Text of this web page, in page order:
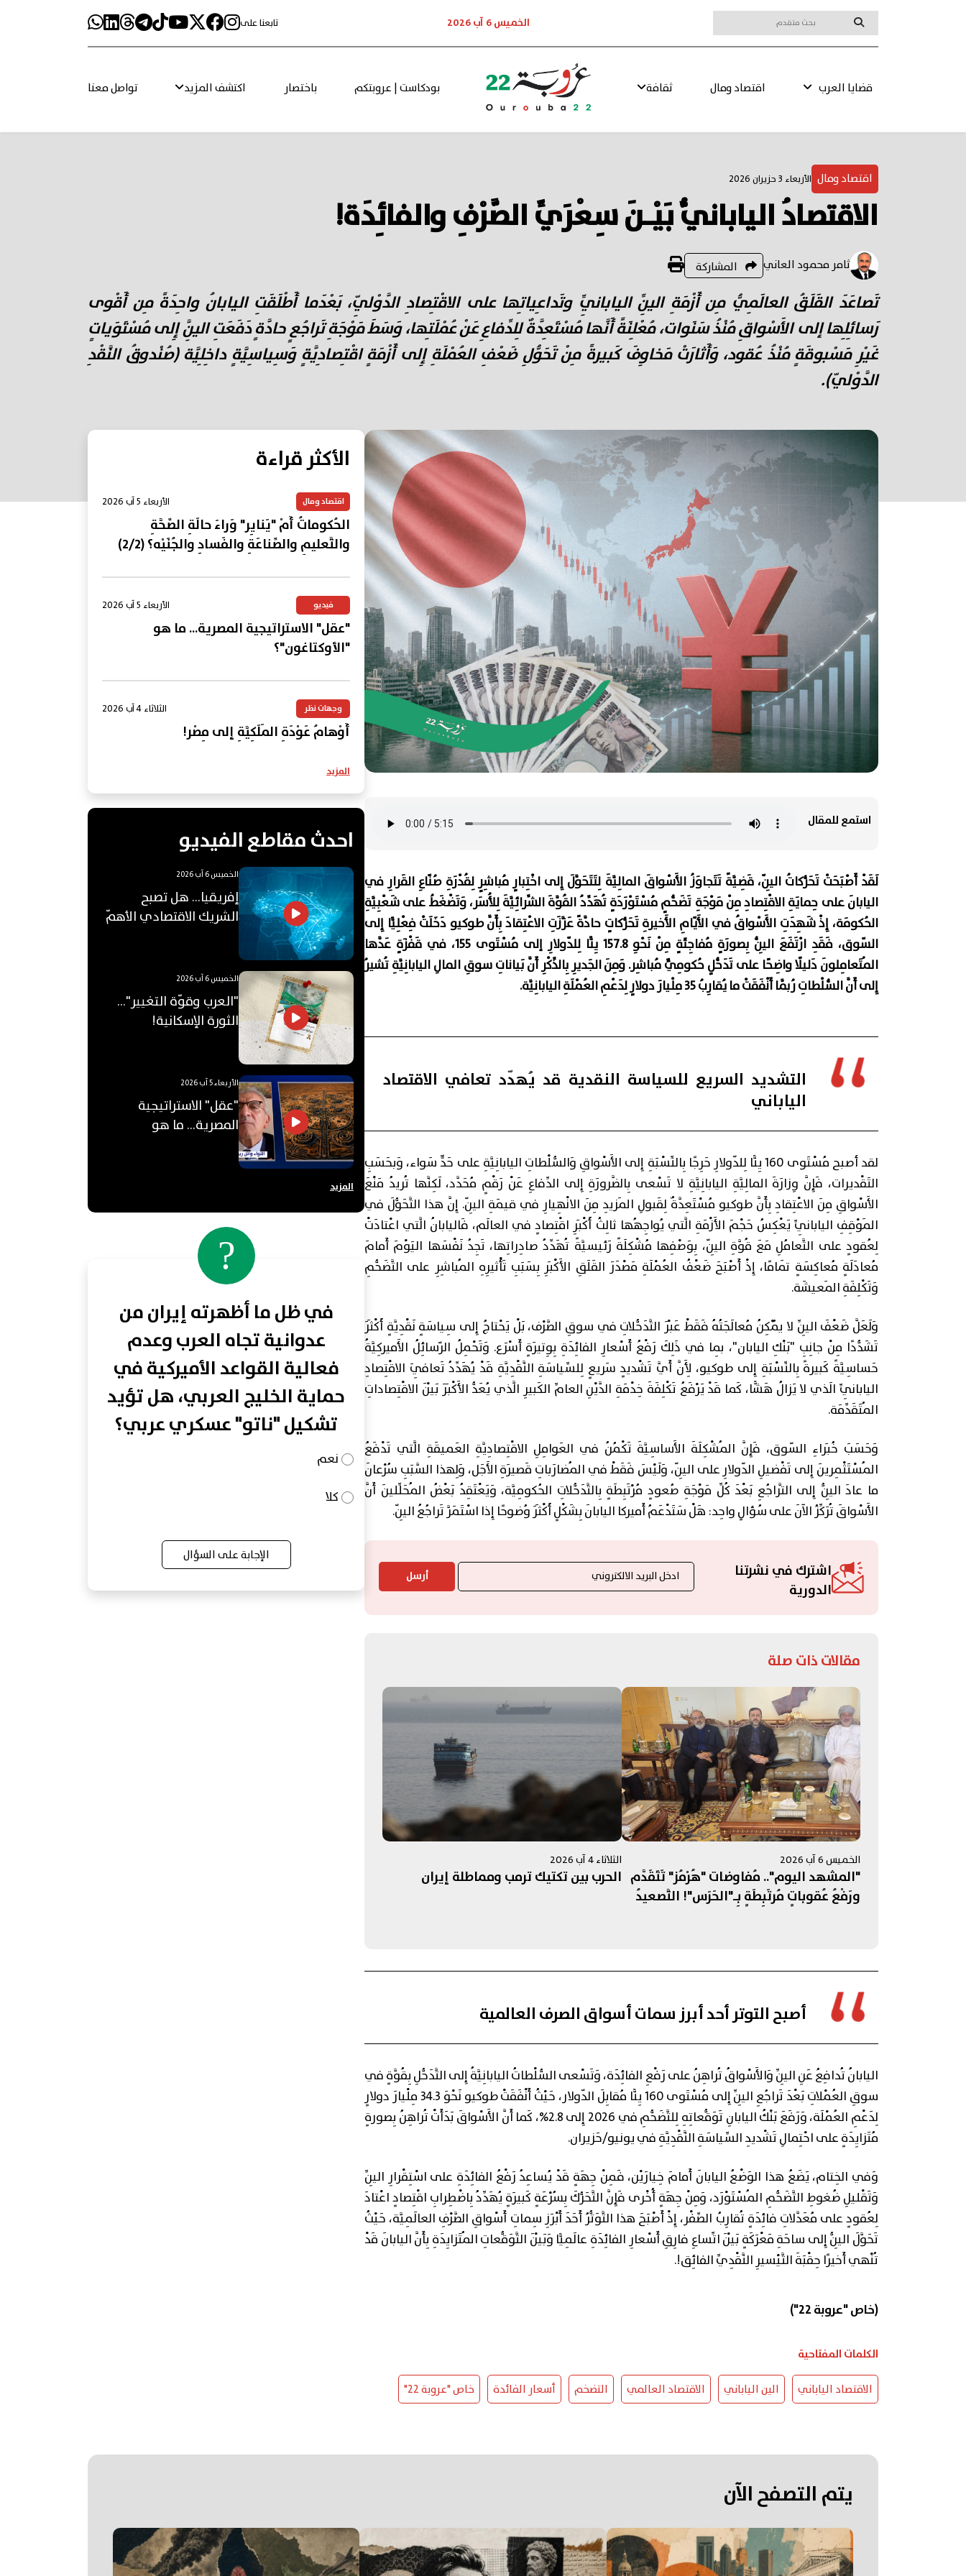
الخميس 6 آب 2026 تابعنا على
قضايا العرب اقتصاد ومال ثقافة بودكاست | عروبتكم باختصار اكتشف المزيد تواصل معنا
اقتصاد ومال الأربعاء 3 حزيران 2026
الاقتصادُ اليابانيُّ بَيْـنَ سِعْرَيِّ الصَّرْفِ والفائِدَة!
ثامر محمود العاني المشاركة
تَصاعَدَ القَلَقُ العالَمِيُّ مِن أَزْمَةِ اليِنِّ اليابانِيِّ وتَداعِياتِها على الاقْتِصادِ الدَّوْلِيّ، بَعْدَما أَطْلَقَتِ اليابانُ واحِدَةً مِن أَقْوى
رَسائِلِها إلى الأَسْواقِ مُنْذُ سَنَوات، مُعْلِنَةً أَنَّها مُسْتَعِدَّةٌ لِلدِّفاعِ عَنْ عُمْلَتِها، وَسَطَ مَوْجَةِ تَراجُعٍ حادَّةٍ دَفَعَتِ اليِنَّ إِلى مُسْتَوَياتٍ
غَيْرِ مَسْبوقَةٍ مُنْذُ عُقود، وَأَثارَتْ مَخاوِفَ كَبيرةً مِنْ تَحَوُّلِ ضَعْفِ العُمْلَةِ إِلى أَزْمَةٍ اقْتِصادِيَّةٍ وَسِياسِيَّةٍ داخِلِيَّة (صُنْدوقُ النَّقْدِ
الدَّوْليّ).
استمع للمقال
لَقَدْ أَصْبَحَتْ تَحَرُّكاتُ اليِنّ، قَضِيَّةً تَتَجاوَزُ الأَسْواقَ المالِيَّةَ لِتَتَحَوَّلَ إِلى اخْتِبارٍ مُباشِرٍ لِقُدْرَةِ صُنّاعِ القَرارِ في
اليابانَ على حِمايَةِ الاقْتِصادِ مِنْ مَوْجَةِ تَضَخُّمٍ مُسْتَوْرَدَةٍ تُهَدِّدُ القُوَّةَ الشِّرائِيَّةَ لِلأُسَر، وَتَضْغَطُ على شَعْبِيَّةِ
الحُكومَة، إِذْ شَهِدَتِ الأَسْواقُ في الأَيّامِ الأَخيرةِ تَحَرُّكاتٍ حادَّةً عَزَّزَتِ الاعْتِقادَ بِأَنَّ طوكيو دَخَلَتْ فِعْلِيًّا إِلى
السّوق، فَقَدِ ارْتَفَعَ اليِنُّ بِصورَةٍ مُفاجِئَةٍ مِنْ نَحْوِ 157.8 يِنًّا لِلدّولارِ إلى مُسْتَوى 155، في قَفْزَةٍ عَدَّها
المُتَعامِلونَ دَليلًا واضِحًا على تَدَخُّلٍ حُكومِيٍّ مُباشِر. وَمِنَ الجَديرِ بِالذِّكْرِ أَنَّ بَياناتِ سوقِ المالِ اليابانِيَّةِ تُشيرُ
إِلى أَنَّ السُّلْطاتِ رُبَّما أَنْفَقَتْ ما يُقارِبُ 35 مِلْيارَ دولارٍ لِدَعْمِ العُمْلَةِ اليابانِيَّة.
التشديد السريع للسياسة النقدية قد يُهدّد تعافي الاقتصاد
الياباني
لقد أصبح مُسْتَوى 160 يِنًّا لِلدّولارِ حَرِجًا بِالنِّسْبَةِ إِلى الأَسْواقِ وَالسُّلْطاتِ اليابانِيَّةِ على حَدٍّ سَواء، وَبحَسَبِ
التَقْديرات، فَإِنَّ وِزارَةَ المالِيَّةِ اليابانِيَّةِ لا تَسْعى بِالضَّرورَةِ إِلى الدِّفاعِ عَنْ رَقْمٍ مُحَدَّد، لَكِنَّها تُريدُ مَنْعَ
الأَسْواقِ مِنَ الاعْتِقادِ بِأَنَّ طوكيو مُسْتَعِدَّةٌ لِقَبولِ المَزيدِ مِنَ الانْهِيارِ في قيمَةِ اليِنّ. إِنَّ هذا التَّحَوُّلَ في
المَوْقِفِ اليابانِيِّ يَعْكِسُ حَجْمَ الأَزْمَةِ الَّتي يُواجِهُها ثالِثُ أَكْبَرِ اقْتِصادٍ في العالَم، فَاليابانُ الَّتي اعْتادَتْ
لِعُقودٍ على التَّعامُلِ مَعَ قُوَّةِ اليِنّ، بِوَصْفِها مُشْكِلَةً رَئيسيَّةً تُهَدِّدُ صادِراتِها، تَجِدُ نَفْسَها اليَوْمَ أَمامَ
مُعادَلَةٍ مُعاكِسَةٍ تَمامًا، إِذْ أَصْبَحَ ضَعْفُ العُمْلَةِ مَصْدَرَ القَلَقِ الأَكْبَرِ بِسَبَبِ تَأْثيرِهِ المُباشِرِ على التَّضَخُّمِ
وَتَكْلِفَةِ المَعيشَة.
وَلَعَلَّ ضَعْفَ اليِنِّ لا يُمْكِنُ مُعالَجَتُهُ فَقَطْ عَبْرَ التَّدَخُّلاتِ في سوقِ الصَّرْف، بَلْ يَحْتاجُ إِلى سِياسَةٍ نَقْدِيَّةٍ أَكْثَرَ
تَشَدُّدًا مِنْ جانِبِ "بَنْكِ اليابان"، بِما في ذَلِكَ رَفْعُ أَسْعارِ الفائِدَةِ بِوِتيرَةٍ أَسْرَع. وَتَحْمِلُ الرّسائِلُ الأَميركِيَّةُ
حَساسِيَّةً كَبيرةً بِالنِّسْبَةِ إِلى طوكيو، لِأَنَّ أَيَّ تَشْديدٍ سَريعٍ لِلسِّياسَةِ النَّقْدِيَّةِ قَدْ يُهَدِّدُ تَعافِيَ الاقْتِصادِ
اليابانِيِّ الَذي لا يَزالُ هَشًّا، كَما قَدْ يَرْفَعُ تَكْلِفَةَ خِدْمَةِ الدَّيْنِ العامِّ الكَبيرِ الَّذي يُعَدُّ الأَكْبَرَ بَيْنَ الاقْتِصاداتِ
المُتَقَدِّمَة.
وَحَسَبَ خُبَراءِ السّوق، فَإِنَّ المُشْكِلَةَ الأَساسِيَّةَ تَكْمُنُ في العَوامِلِ الاقْتِصادِيَّةِ العَميقَةِ الَّتي تَدْفَعُ
المُسْتَثْمِرينَ إِلى تَفْضيلِ الدّولارِ على اليِنّ، وَلَيْسَ فَقَطْ في المُضارَباتِ قَصيرَةِ الأَجَل، وَلِهذا السَّبَبِ سُرْعانَ
ما عادَ اليِنُّ إِلى التَّراجُعِ بَعْدَ كُلِّ مَوْجَةِ صُعودٍ مُرْتَبِطَةٍ بِالتَّدَخُّلاتِ الحُكومِيَّة، وَيَعْتَقِدُ بَعْضُ المُحَلِّلينَ أَنَّ
الأَسْواقَ تُرَكِّزُ الآنَ على سُؤالٍ واحِد: هَلْ سَتَدْعَمُ أَميركا اليابانَ بِشَكْلٍ أَكْثَرَ وُضوحًا إِذا اسْتَمَرَّ تَراجُعُ اليِنّ.
اشترك في نشرتنا
الدورية
أرسل
مقالات ذات صلة
الخميس 6 آب 2026
"المشهد اليوم".. مُفاوضات "هُرْمُز" تَتَقَدَّم
ورَفْعُ عُقوباتٍ مُرتَبِطَةٍ بِـ"الحَرَس"! التَّصعيدُ
الثلاثاء 4 آب 2026
الحرب بين تكتيك ترمب ومماطلة إيران
أصبح التوتر أحد أبرز سمات أسواق الصرف العالمية
اليابانُ تُدافِعُ عَنِ اليِنِّ وَالأَسْواقُ تُراهِنُ على رَفْعِ الفائِدَة، وَتَسْعى السُّلْطاتُ اليابانِيَّةُ إِلى التَّدَخُّلِ بِقُوَّةٍ في
سوقِ العُمْلاتِ بَعْدَ تَراجُعِ اليِنِّ إِلى مُسْتَوى 160 يِنًّا مُقابِلَ الدّولار، حَيْثُ أَنْفَقَتْ طوكيو نَحْوَ 34.3 مِلْيارَ دولارٍ
لِدَعْمِ العُمْلَة، وَرَفَعَ بَنْكُ اليابانِ تَوَقُّعاتِهِ لِلتَّضَخُّمِ في 2026 إِلى 2.8%، كَما أَنَّ الأَسْواقَ بَدَأَتْ تُراهِنُ بِصورةٍ
مُتَزايِدَةٍ على احْتِمالِ تَشْديدِ السِّياسَةِ النَّقْدِيَّةِ في يونيو/حَزيران.
وَفي الخِتام، يَضَعُ هذا الوَضْعُ اليابانَ أَمامَ خِيارَيْن، فَمِنْ جِهَةٍ قَدْ يُساعِدُ رَفْعُ الفائِدَةِ على اسْتِقْرارِ اليِنِّ
وَتَقْليلِ ضُغوطِ التَّضَخُّمِ المُسْتَوْرَد، وَمِنْ جِهَةٍ أُخْرى فَإِنَّ التَّحَرُّكَ بِسُرْعَةٍ كَبيرَةٍ يُهَدِّدُ بِاضْطِرابِ اقْتِصادٍ اعْتادَ
لِعُقودٍ على مُعَدَّلاتِ فائِدَةٍ تُقارِبُ الصِّفْر، إِذْ أَصْبَحَ هذا التَّوَتُّرُ أَحَدَ أَبْرَزِ سِماتِ أَسْواقِ الصَّرْفِ العالَمِيَّة، حَيْثُ
تَحَوَّلَ اليِنُّ إِلى ساحَةِ مَعْرَكَةٍ بَيْنَ اتِّساعِ فارِقِ أَسْعارِ الفائِدَةِ عالَمِيًّا وَبَيْنَ التَّوَقُّعاتِ المُتَزايِدَةِ بِأَنَّ اليابانَ قَدْ
تُنْهي أَخيرًا حِقْبَةَ التَّيْسيرِ النَّقْدِيِّ الفائِق!.
(خاص "عروبة 22")
الكلمات المفتاحية
الاقتصاد الياباني الين الياباني الاقتصاد العالمي التضخم أسعار الفائدة خاص "عروبة 22"
الأكثر قراءة
اقتصاد ومال الأربعاء 5 آب 2026
الحُكوماتُ أَمْ "يَنايِر" وَراءَ حالَةِ الصِّحَّةِ
والتَّعليمِ والصِّناعَةِ والفَسادِ والجُنَيْه؟ (2/2)
فيديو الأربعاء 5 آب 2026
"عقل" الاستراتيجية المصرية... ما هو
"الأوكتاغون"؟
وجهات نظر الثلاثاء 4 آب 2026
أَوْهامُ عَوْدَةِ المَلَكِيَّةِ إلى مِصْر!
المزيد
احدث مقاطع الفيديو
الخميس 6 آب 2026
إفريقيا... هل تصبح
الشريك الاقتصادي الأهمّ
الخميس 6 آب 2026
"العرب وقوّة التغيير"...
الثورة الإسكانية!
الأربعاء 5 آب 2026
"عقل" الاستراتيجية
المصرية... ما هو
"الأوكتاغون"؟
المزيد
?
في ظل ما أظهرته إيران من
عدوانية تجاه العرب وعدم
فعالية القواعد الأميركية في
حماية الخليج العربي، هل تؤيد
تشكيل "ناتو" عسكري عربي؟
نعم
كلا
الإجابة على السؤال
يتم التصفح الآن